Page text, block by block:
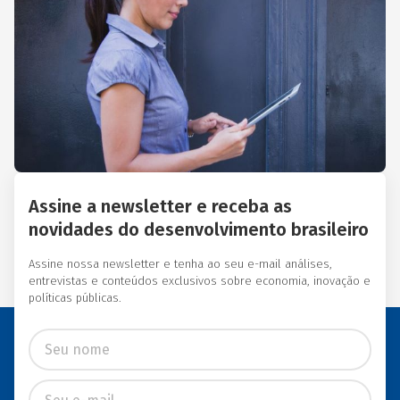
Acción Internacional, Banco
Interamericano de
Desenvolvimento (BID),
Inter-American Foundation
e Women’s World Banking.
Assine a newsletter e receba as
novidades do desenvolvimento brasileiro
Assine nossa newsletter e tenha ao seu e-mail análises,
entrevistas e conteúdos exclusivos sobre economia, inovação e
políticas públicas.